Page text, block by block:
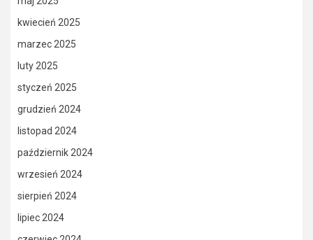
kwiecień 2025
marzec 2025
luty 2025
styczeń 2025
grudzień 2024
listopad 2024
październik 2024
wrzesień 2024
sierpień 2024
lipiec 2024